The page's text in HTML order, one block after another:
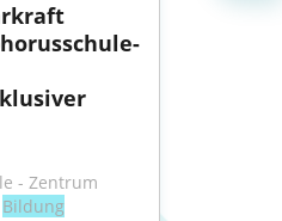
sonderpädagogischer/inklusiver
- Zentrum
Bildung